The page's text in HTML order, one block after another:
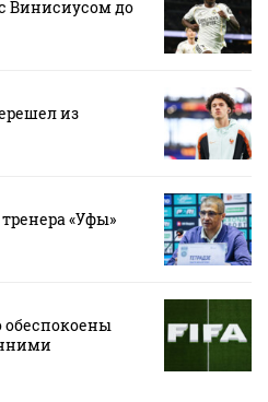
Винисиусом до
из
«Уфы»